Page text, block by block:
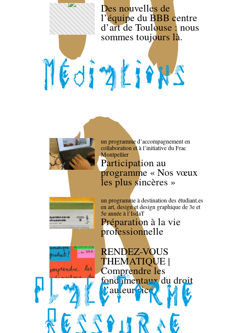
Des nouvelles de
l’équipe du BBB centre
d’art de Toulouse : nous
sommes toujours là.
un programme d’accompagnement en
collaboration et à l’initiative du Frac
Montpellier
Participation au
programme « Nos vœux
les plus sincères »
un programme à destination des étudiant.es
en art, design et design graphique de 3e et
5e année à l’IsdaT
Préparation à la vie
professionnelle
RENDEZ-VOUS
THEMATIQUE |
Comprendre les
fondamentaux du droit
d’auteur·rice